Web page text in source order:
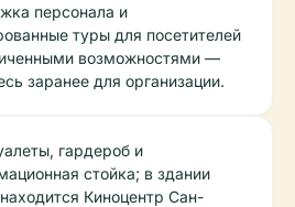
персонала и
туры для посетителей
возможностями —
заранее для организации.
гардероб и
стойка; в здании
Киноцентр Сан-